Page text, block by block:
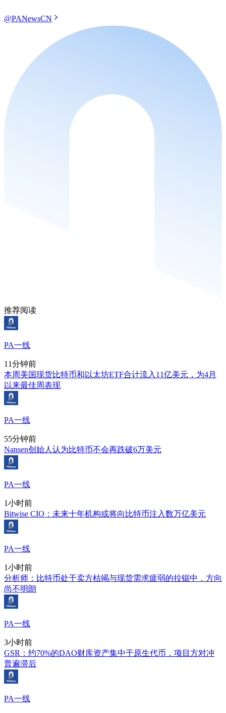
@PANewsCN
推荐阅读
PA一线
11分钟前
本周美国现货比特币和以太坊ETF合计流入11亿美元，为4月
以来最佳周表现
PA一线
55分钟前
Nansen创始人认为比特币不会再跌破6万美元
PA一线
1小时前
Bitwise CIO：未来十年机构或将向比特币注入数万亿美元
PA一线
1小时前
分析师：比特币处于卖方枯竭与现货需求疲弱的拉锯中，方向
尚不明朗
PA一线
3小时前
GSR：约70%的DAO财库资产集中于原生代币，项目方对冲
普遍滞后
PA一线